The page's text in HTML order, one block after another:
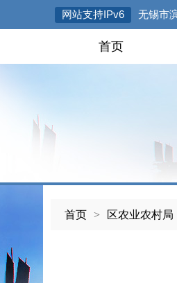
网站支持IPv6 无锡市
首页
首页 > 区农业农村局